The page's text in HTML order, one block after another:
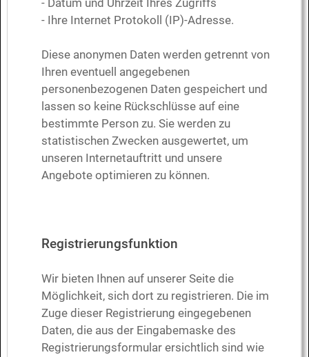
- Datum und Uhrzeit Ihres Zugriffs
- Ihre Internet Protokoll (IP)-Adresse.
Diese anonymen Daten werden getrennt von
Ihren eventuell angegebenen
personenbezogenen Daten gespeichert und
lassen so keine Rückschlüsse auf eine
bestimmte Person zu. Sie werden zu
statistischen Zwecken ausgewertet, um
unseren Internetauftritt und unsere
Angebote optimieren zu können.
Registrierungsfunktion
Wir bieten Ihnen auf unserer Seite die
Möglichkeit, sich dort zu registrieren. Die im
Zuge dieser Registrierung eingegebenen
Daten, die aus der Eingabemaske des
Registrierungsformular ersichtlich sind wie